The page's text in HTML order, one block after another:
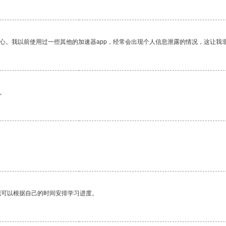
我以前使用过一些其他的加速器app，经常会出现个人信息泄露的情况，这让我
以根据自己的时间安排学习进度。